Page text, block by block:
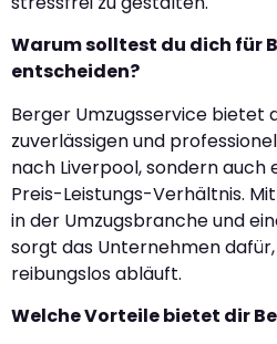
Warum solltest du dich für
entscheiden?
Berger Umzugsservice bietet
zuverlässigen und
nach Liverpool, sondern auch
Preis-Leistungs-Verhältnis.
in der Umzugsbranche und
sorgt das Unternehmen dafür,
reibungslos abläuft.
Welche Vorteile bietet dir